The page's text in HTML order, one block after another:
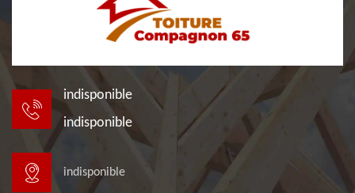
indisponible
indisponible
indisponible